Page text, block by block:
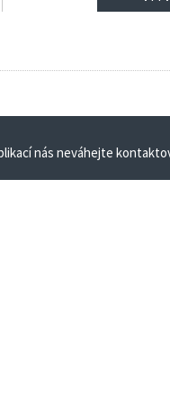
nás neváhejte